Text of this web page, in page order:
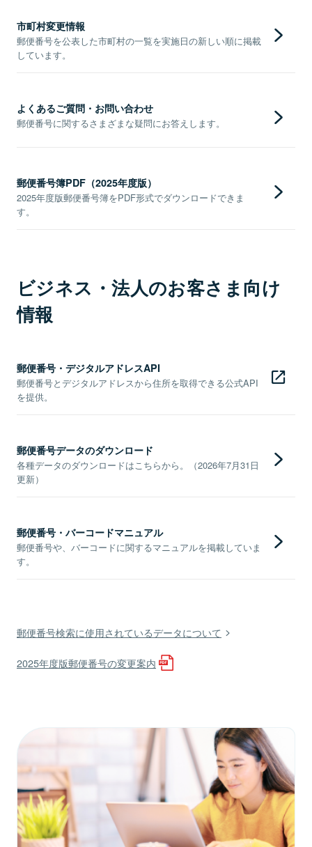
市町村変更情報
郵便番号を公表した市町村の一覧を実施日の新しい順に掲載
しています。
よくあるご質問・お問い合わせ
郵便番号に関するさまざまな疑問にお答えします。
郵便番号簿PDF（2025年度版）
2025年度版郵便番号簿をPDF形式でダウンロードできま
す。
ビジネス・法人のお客さま向け
情報
郵便番号・デジタルアドレスAPI
郵便番号とデジタルアドレスから住所を取得できる公式API
を提供。
郵便番号データのダウンロード
各種データのダウンロードはこちらから。（2026年7月31日
更新）
郵便番号・バーコードマニュアル
郵便番号や、バーコードに関するマニュアルを掲載していま
す。
郵便番号検索に使用されているデータについて
2025年度版郵便番号の変更案内